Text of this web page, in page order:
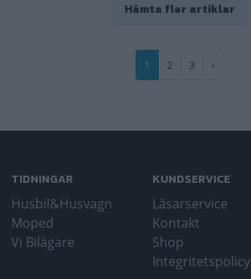
Hämta fler artiklar
Nuvarande
1 Sida
2 Sida
3
Nästa
›
TIDNINGAR
Husbil&Husvagn
Moped
Vi Bilägare
KUNDSERVICE
Läsarservice
Kontakt
Shop
Integritetspolicy